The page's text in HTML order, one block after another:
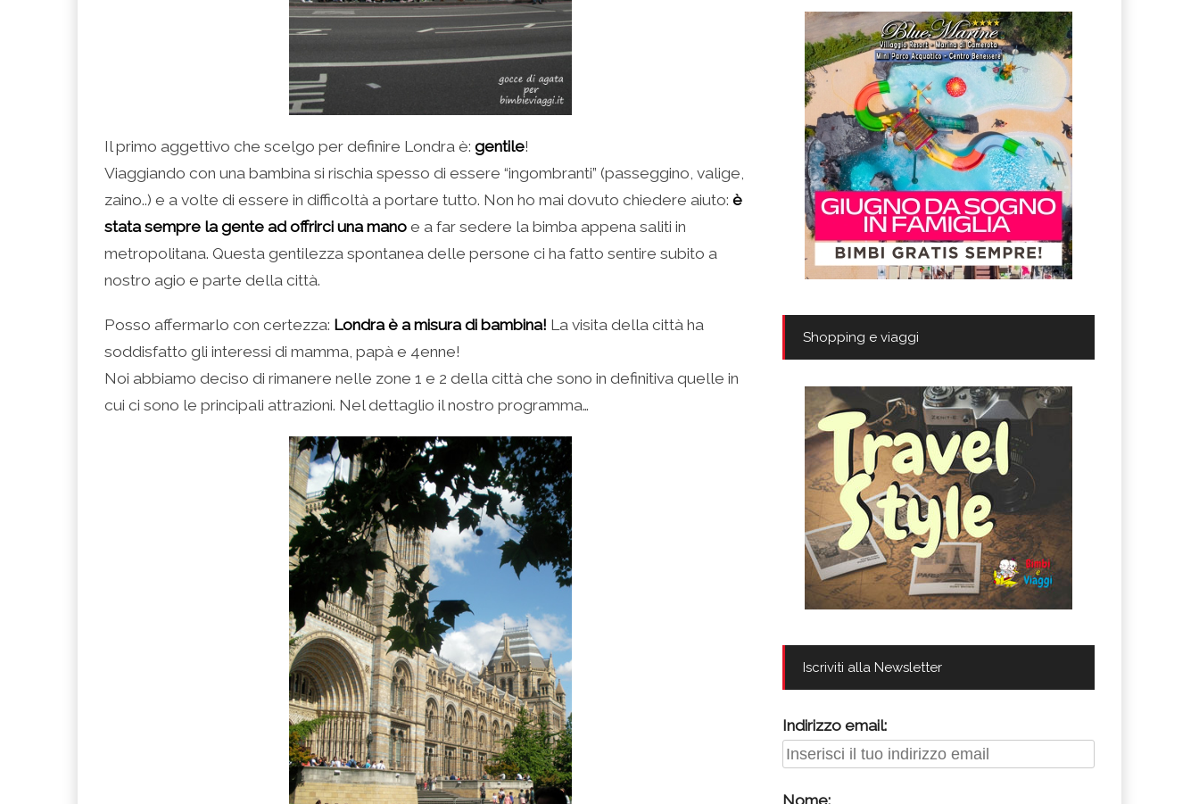
Il primo aggettivo che scelgo per definire Londra è: gentile!
Viaggiando con una bambina si rischia spesso di essere “ingombranti” (passeggino, valige,
zaino..) e a volte di essere in difficoltà a portare tutto. Non ho mai dovuto chiedere aiuto: è
stata sempre la gente ad offrirci una mano e a far sedere la bimba appena saliti in
metropolitana. Questa gentilezza spontanea delle persone ci ha fatto sentire subito a
nostro agio e parte della città.
Posso affermarlo con certezza: Londra è a misura di bambina! La visita della città ha
soddisfatto gli interessi di mamma, papà e 4enne!
Noi abbiamo deciso di rimanere nelle zone 1 e 2 della città che sono in definitiva quelle in
cui ci sono le principali attrazioni. Nel dettaglio il nostro programma…
Shopping e viaggi
Iscriviti alla Newsletter
Indirizzo email: